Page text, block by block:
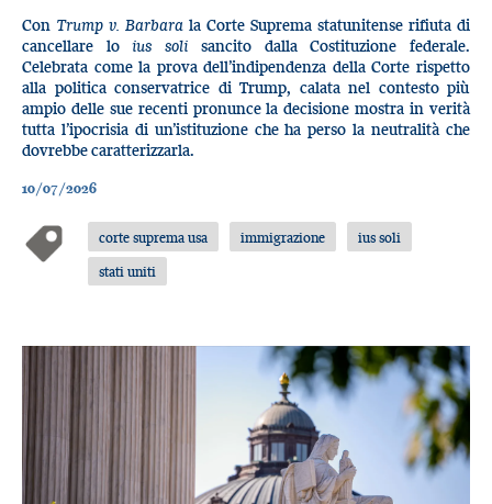
Con Trump v. Barbara la Corte Suprema statunitense rifiuta di
cancellare loius soli sancito dalla Costituzione federale.
Celebrata come la prova dell’indipendenza della Corte rispetto
alla politica conservatrice di Trump, calata nel contesto più
ampio delle sue recenti pronunce la decisione mostra in verità
tutta l’ipocrisia di un’istituzione che ha perso la neutralità che
dovrebbe caratterizzarla.
10/07/2026
corte suprema usa immigrazione
ius soli
stati uniti